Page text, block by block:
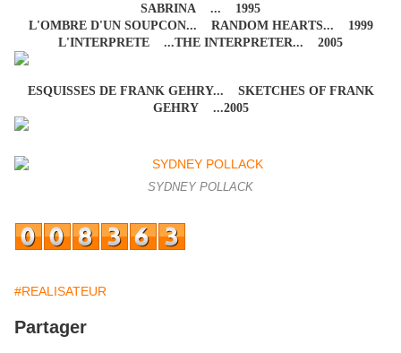
SABRINA ... 1995
L'OMBRE D'UN SOUPCON... RANDOM HEARTS... 1999
L'INTERPRETE ...THE INTERPRETER... 2005
ESQUISSES DE FRANK GEHRY... SKETCHES OF FRANK
GEHRY ...2005
SYDNEY POLLACK
#REALISATEUR
Partager